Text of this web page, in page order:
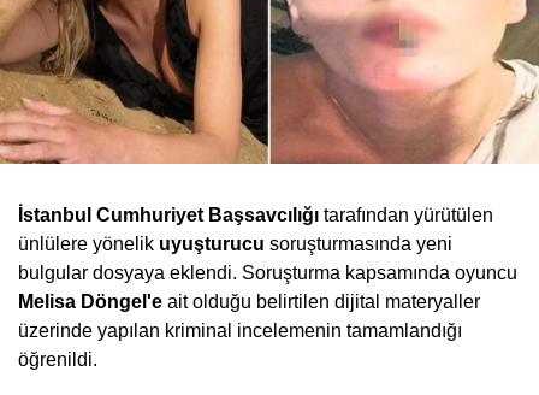
İstanbul Cumhuriyet Başsavcılığı tarafından yürütülen
ünlülere yönelik uyuşturucu soruşturmasında yeni
bulgular dosyaya eklendi. Soruşturma kapsamında oyuncu
Melisa Döngel'e ait olduğu belirtilen dijital materyaller
üzerinde yapılan kriminal incelemenin tamamlandığı
öğrenildi.